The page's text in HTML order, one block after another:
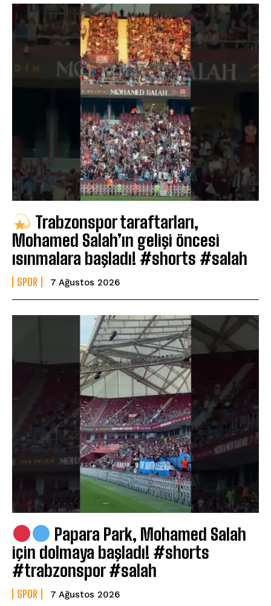
Trabzonspor taraftarları,
Mohamed Salah’ın gelişi öncesi
ısınmalara başladı! #shorts #salah
SPOR 7 Ağustos 2026
Papara Park, Mohamed Salah
için dolmaya başladı! #shorts
#trabzonspor #salah
SPOR 7 Ağustos 2026